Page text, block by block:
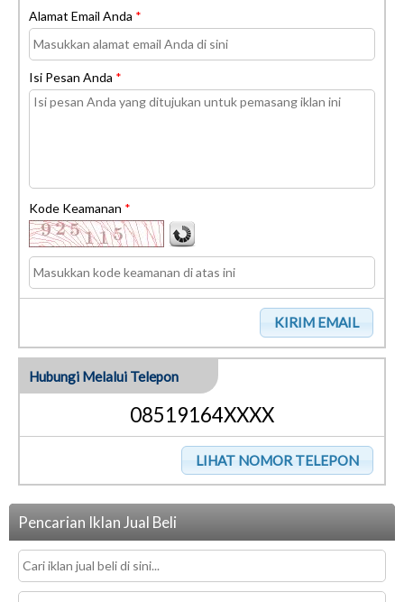
Alamat Email Anda *
Isi Pesan Anda *
Kode Keamanan *
Hubungi Melalui Telepon
08519164XXXX
Pencarian Iklan Jual Beli